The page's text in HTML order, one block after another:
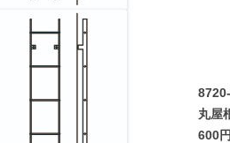
丸屋
600円